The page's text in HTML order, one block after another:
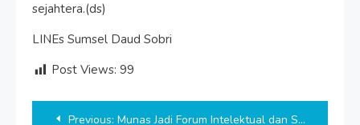
sejahtera.(ds)
LINEs Sumsel Daud Sobri
Post Views: 99
PostPrevious: Munas Jadi Forum Intelektual dan Spiritual Menuju Indonesia Emas 2045